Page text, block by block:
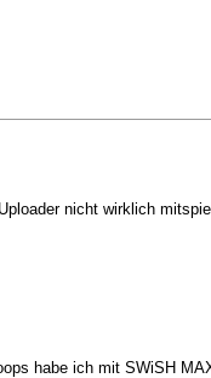
nicht wirklich
habe ich mit SWiSH